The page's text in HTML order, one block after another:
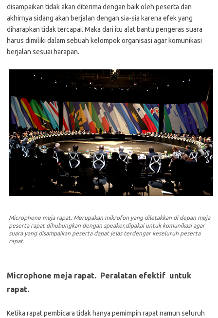
disampaikan tidak akan diterima dengan baik oleh peserta dan
akhirnya sidang akan berjalan dengan sia-sia karena efek yang
diharapkan tidak tercapai. Maka dari itu alat bantu pengeras suara
harus dimiliki dalam sebuah kelompok organisasi agar komunikasi
berjalan sesuai harapan.
Microphone meja rapat. Merupakan mikrofon yang diletakkan di depan meja
peserta rapat dihubungkan dengan speaker,dipakai untuk komunikasi agar
suara yang disampaikan peserta dapat jelas terdengar keseluruh peserta
rapat.
Microphone meja rapat. Peralatan efektif untuk
rapat.
Ketika rapat pembicara tidak hanya pemimpin rapat namun seluruh